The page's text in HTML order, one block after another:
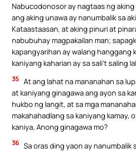
Nabucodonosor ay nagtaas ng
ang aking unawa ay nanumbalik sa
Kataastaasan, at aking pinuri at
nabubuhay magpakailan man;
kapangyarihan ay walang hanggang
kaniyang kaharian ay sa sali’t saling
35 At ang lahat na mananahan sa
at kaniyang ginagawa ang ayon sa
hukbo ng langit, at sa mga
makahahadlang sa kaniyang kamay,
kaniya, Anong ginagawa mo?
36 Sa oras ding yaon ay nanumbalik